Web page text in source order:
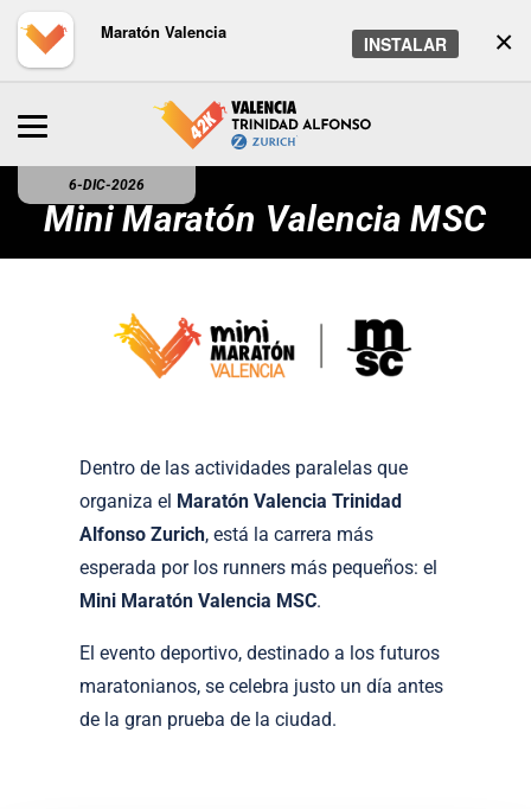
×
Maratón Valencia
INSTALAR
6-DIC-2026
Mini Maratón Valencia MSC
Dentro de las actividades paralelas que
organiza el Maratón Valencia Trinidad
Alfonso Zurich, está la carrera más
esperada por los runners más pequeños: el
Mini Maratón Valencia MSC.
El evento deportivo, destinado a los futuros
maratonianos, se celebra justo un día antes
de la gran prueba de la ciudad.